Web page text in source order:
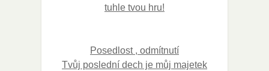
tuhle tvou hru!
Posedlost , odmítnutí
Tvůj poslední dech je můj majetek